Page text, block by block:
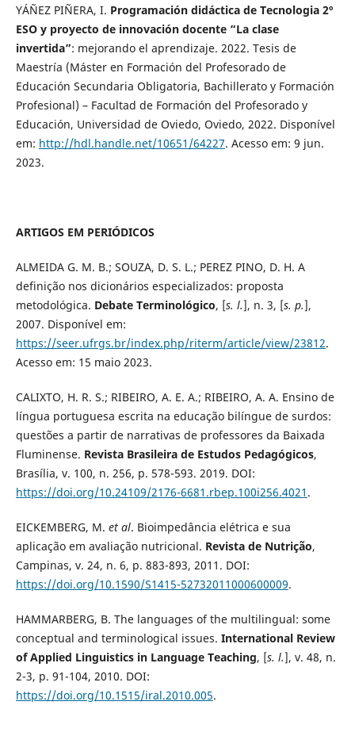
YÁÑEZ PIÑERA, I. Programación didáctica de Tecnologia 2º
ESO y proyecto de innovación docente “La clase
invertida”: mejorando el aprendizaje. 2022. Tesis de
Maestría (Máster en Formación del Profesorado de
Educación Secundaria Obligatoria, Bachillerato y Formación
Profesional) – Facultad de Formación del Profesorado y
Educación, Universidad de Oviedo, Oviedo, 2022. Disponível
em: http://hdl.handle.net/10651/64227. Acesso em: 9 jun.
2023.
ARTIGOS EM PERIÓDICOS
ALMEIDA G. M. B.; SOUZA, D. S. L.; PEREZ PINO, D. H. A
definição nos dicionários especializados: proposta
metodológica. Debate Terminológico, [s. l.], n. 3, [s. p.],
2007. Disponível em:
https://seer.ufrgs.br/index.php/riterm/article/view/23812.
Acesso em: 15 maio 2023.
CALIXTO, H. R. S.; RIBEIRO, A. E. A.; RIBEIRO, A. A. Ensino de
língua portuguesa escrita na educação bilíngue de surdos:
questões a partir de narrativas de professores da Baixada
Fluminense. Revista Brasileira de Estudos Pedagógicos,
Brasília, v. 100, n. 256, p. 578-593. 2019. DOI:
https://doi.org/10.24109/2176-6681.rbep.100i256.4021 .
EICKEMBERG, M. et al. Bioimpedância elétrica e sua
aplicação em avaliação nutricional. Revista de Nutrição,
Campinas, v. 24, n. 6, p. 883-893, 2011. DOI:
https://doi.org/10.1590/S1415-52732011000600009.
HAMMARBERG, B. The languages of the multilingual: some
conceptual and terminological issues. International Review
of Applied Linguistics in Language Teaching, [s. l.], v. 48, n.
2-3, p. 91-104, 2010. DOI:
https://doi.org/10.1515/iral.2010.005.